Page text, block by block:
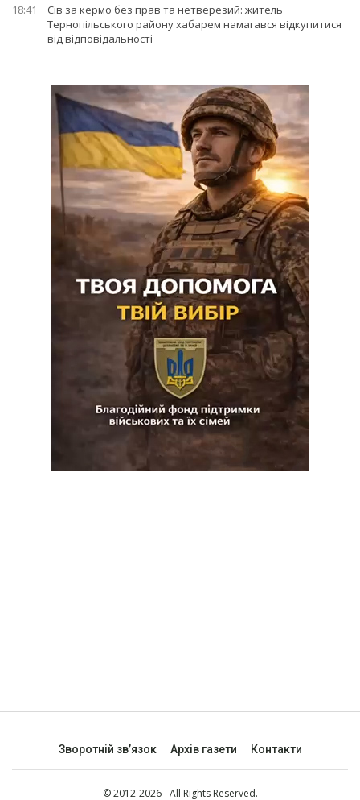
18:41
Сів за кермо без прав та нетверезий: житель
Тернопільського району хабарем намагався відкупитися
від відповідальності
Зворотній зв’язок Архів газети Контакти
© 2012-2026 - All Rights Reserved.